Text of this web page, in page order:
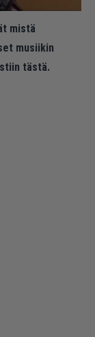
mistä
musiikin
tästä.